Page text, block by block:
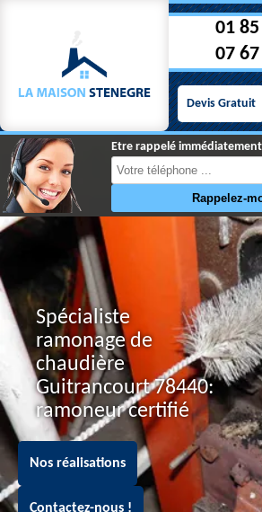
01
07
Devis Gratuit
Etre rappelé
Spécialiste
ramonage de
chaudière
Guitrancourt 78440:
ramoneur certifié
Nos réalisations
Contactez-nous !